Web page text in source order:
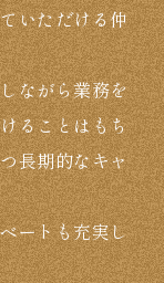
いただける仲
ながら業務を
ることはもち
長期的なキャ
ートも充実し